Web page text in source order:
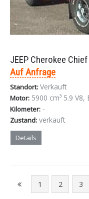
JEEP Cherokee
Auf Anfrage
Standort: Verkauft
Motor: 5900 cm³ 5.9 V8,
Kilometer: -
Zustand: verkauft
Details
1 2 3